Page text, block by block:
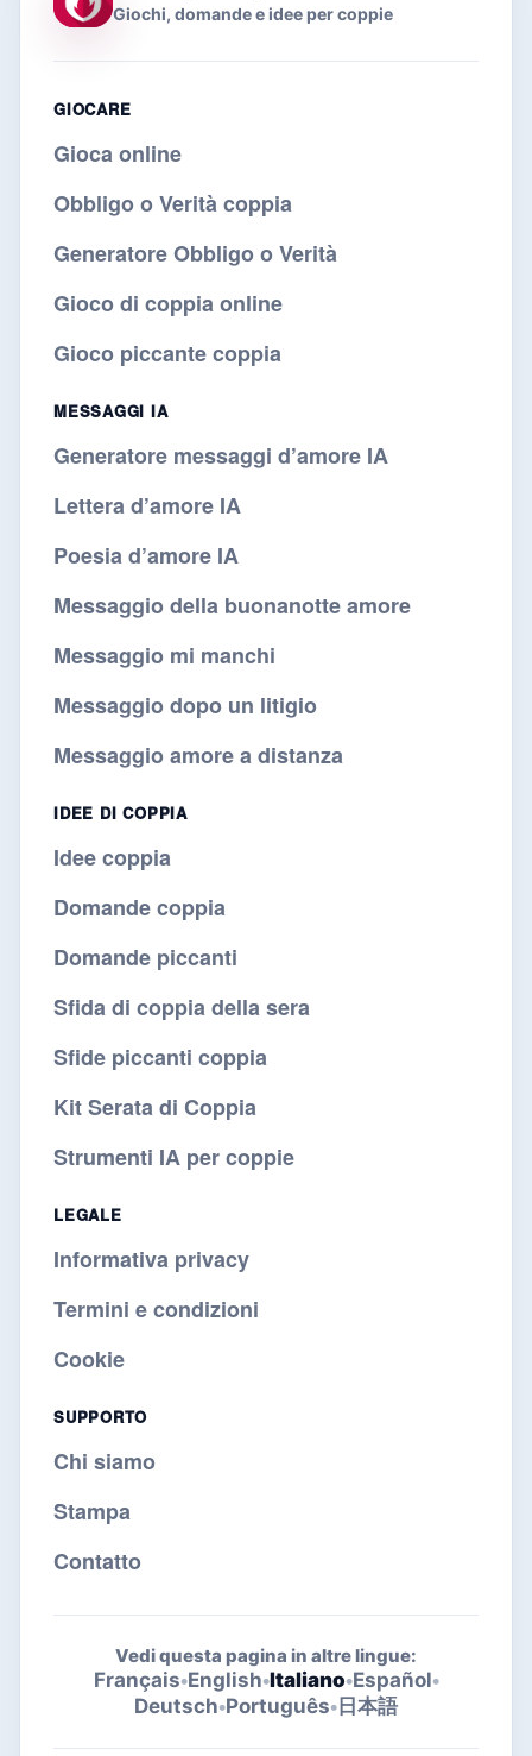
Giochi, domande e idee per coppie
GIOCARE
Gioca online
Obbligo o Verità coppia
Generatore Obbligo o Verità
Gioco di coppia online
Gioco piccante coppia
MESSAGGI IA
Generatore messaggi d’amore IA
Lettera d’amore IA
Poesia d’amore IA
Messaggio della buonanotte amore
Messaggio mi manchi
Messaggio dopo un litigio
Messaggio amore a distanza
IDEE DI COPPIA
Idee coppia
Domande coppia
Domande piccanti
Sfida di coppia della sera
Sfide piccanti coppia
Kit Serata di Coppia
Strumenti IA per coppie
LEGALE
Informativa privacy
Termini e condizioni
Cookie
SUPPORTO
Chi siamo
Stampa
Contatto
Vedi questa pagina in altre lingue:
Français•English•Italiano•Español•
Deutsch•Português• 日本語